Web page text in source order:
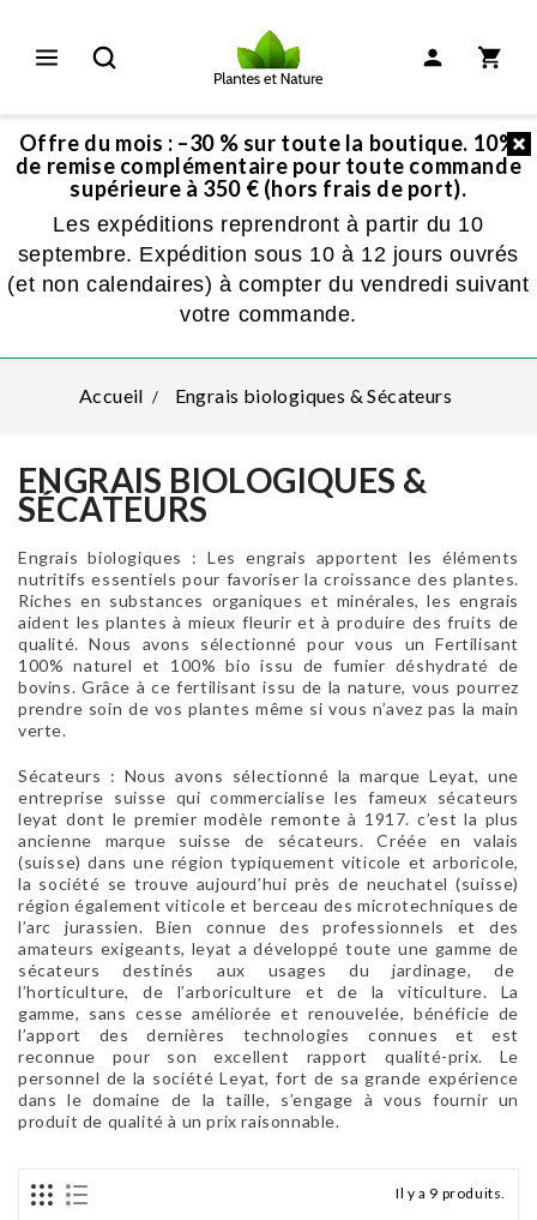
Offre du mois : –30 % sur toute la boutique. 10%
de remise complémentaire pour toute commande
supérieure à 350 € (hors frais de port).
Les expéditions reprendront à partir du 10
septembre. Expédition sous 10 à 12 jours ouvrés
(et non calendaires) à compter du vendredi suivant
votre commande.
Accueil Engrais biologiques & Sécateurs
ENGRAIS BIOLOGIQUES &
SÉCATEURS
Engrais biologiques : Les engrais apportent les éléments
nutritifs essentiels pour favoriser la croissance des plantes.
Riches en substances organiques et minérales, les engrais
aident les plantes à mieux fleurir et à produire des fruits de
qualité. Nous avons sélectionné pour vous un Fertilisant
100% naturel et 100% bio issu de fumier déshydraté de
bovins. Grâce à ce fertilisant issu de la nature, vous pourrez
prendre soin de vos plantes même si vous n’avez pas la main
verte.
Sécateurs : Nous avons sélectionné la marque Leyat, une
entreprise suisse qui commercialise les fameux sécateurs
leyat dont le premier modèle remonte à 1917. c’est la plus
ancienne marque suisse de sécateurs. Créée en valais
(suisse) dans une région typiquement viticole et arboricole,
la société se trouve aujourd’hui près de neuchatel (suisse)
région également viticole et berceau des microtechniques de
l’arc jurassien. Bien connue des professionnels et des
amateurs exigeants, leyat a développé toute une gamme de
sécateurs destinés aux usages du jardinage, de
l’horticulture, de l’arboriculture et de la viticulture. La
gamme, sans cesse améliorée et renouvelée, bénéficie de
l’apport des dernières technologies connues et est
reconnue pour son excellent rapport qualité-prix. Le
personnel de la société Leyat, fort de sa grande expérience
dans le domaine de la taille, s’engage à vous fournir un
produit de qualité à un prix raisonnable.
Il y a 9 produits.